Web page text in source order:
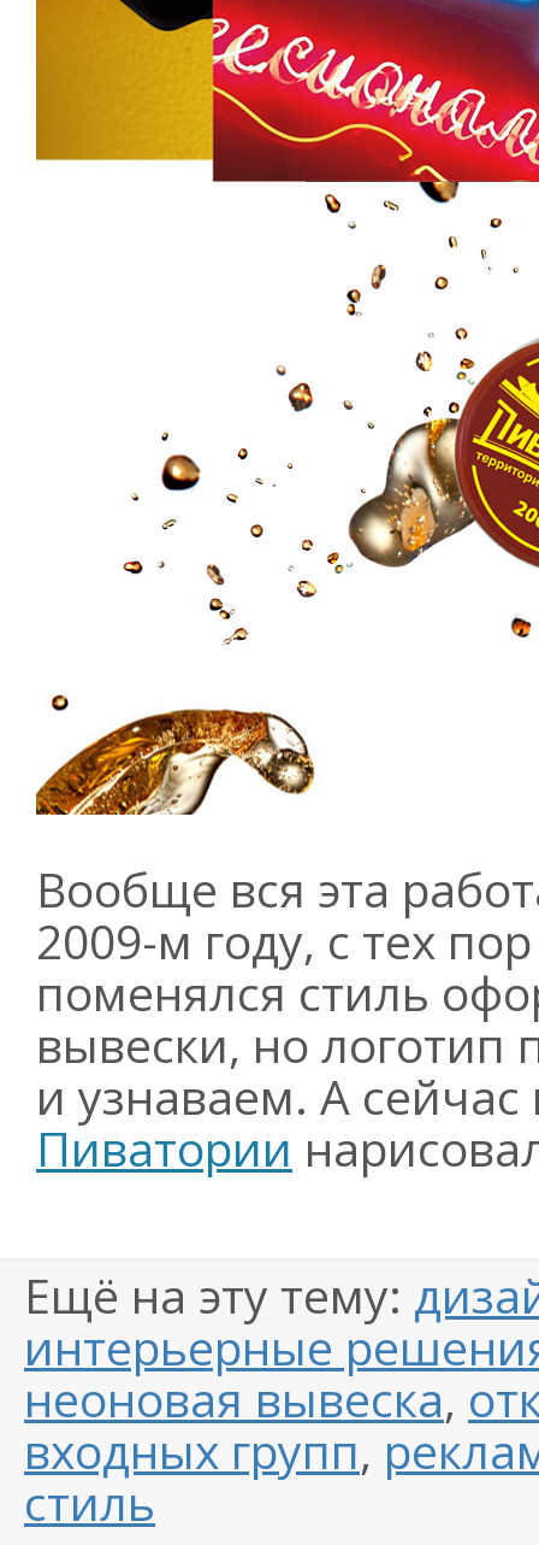
Вообще вся эта
2009-м году, с тех
поменялся стиль
вывески, но логотип
и узнаваем. А
Пиватории
Ещё на эту тему:
интерьерные
неоновая вывеска,
входных групп,
стиль